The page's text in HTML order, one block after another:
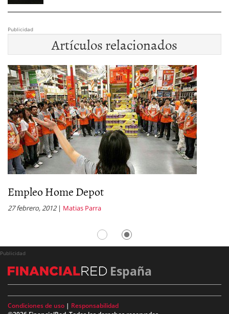
Publicidad
Artículos relacionados
Empleo Home Depot
27 febrero, 2012| Matias Parra
Publicidad
España
Condiciones de uso | Responsabilidad